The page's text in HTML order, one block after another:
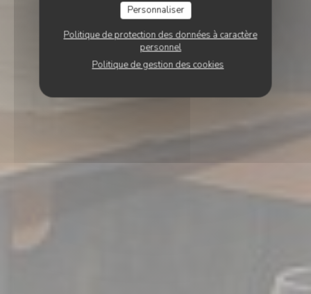
Personnaliser
Politique de protection des données à caractère
personnel
Politique de gestion des cookies